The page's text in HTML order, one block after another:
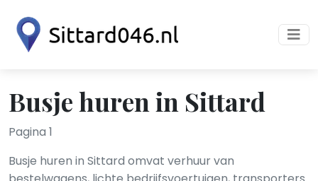
Busje huren in Sittard
Pagina 1
Busje huren in Sittard omvat verhuur van